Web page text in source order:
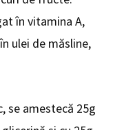
în vitamina A,
ulei de măsline,
se amestecă 25g